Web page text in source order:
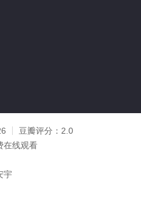
豆瓣评分： 2.0
在线观看
宇